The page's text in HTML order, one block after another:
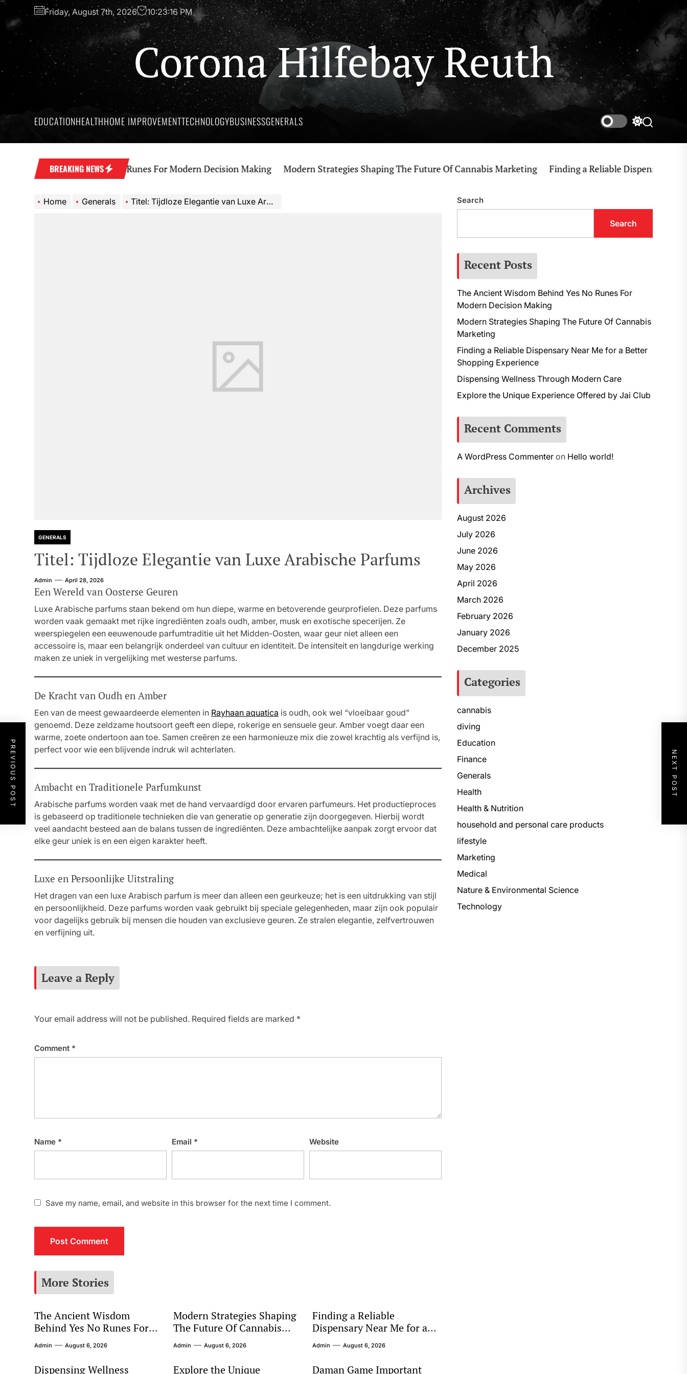
Skip
content
Friday, August 7th, 2026 10:23:17 PM
Corona Hilfebay Reuth
EDUCATIONHEALTHHOME IMPROVEMENTTECHNOLOGYBUSINESSGENERALS
SwitchSearch
BREAKING NEWS
Wisdom Behind Yes No Runes For Modern Decision Making Modern Strategies Shaping The Future Of Cannabis Marketing Finding a Reliable Dispensary Near
Home Generals Titel: Tijdloze Elegantie van Luxe Arabische Parfums
GENERALS
Titel: Tijdloze Elegantie van Luxe Arabische Parfums
Admin April 28, 2026
Een Wereld van Oosterse Geuren
Luxe Arabische parfums staan bekend om hun diepe, warme en betoverende geurprofielen. Deze parfums
worden vaak gemaakt met rijke ingrediënten zoals oudh, amber, musk en exotische specerijen. Ze
weerspiegelen een eeuwenoude parfumtraditie uit het Midden-Oosten, waar geur niet alleen een
accessoire is, maar een belangrijk onderdeel van cultuur en identiteit. De intensiteit en langdurige werking
maken ze uniek in vergelijking met westerse parfums.
De Kracht van Oudh en Amber
Een van de meest gewaardeerde elementen in Rayhaan aquatica is oudh, ook wel “vloeibaar goud”
genoemd. Deze zeldzame houtsoort geeft een diepe, rokerige en sensuele geur. Amber voegt daar een
warme, zoete ondertoon aan toe. Samen creëren ze een harmonieuze mix die zowel krachtig als verfijnd is,
perfect voor wie een blijvende indruk wil achterlaten.
Ambacht en Traditionele Parfumkunst
Arabische parfums worden vaak met de hand vervaardigd door ervaren parfumeurs. Het productieproces
is gebaseerd op traditionele technieken die van generatie op generatie zijn doorgegeven. Hierbij wordt
veel aandacht besteed aan de balans tussen de ingrediënten. Deze ambachtelijke aanpak zorgt ervoor dat
elke geur uniek is en een eigen karakter heeft.
Luxe en Persoonlijke Uitstraling
Het dragen van een luxe Arabisch parfum is meer dan alleen een geurkeuze; het is een uitdrukking van stijl
en persoonlijkheid. Deze parfums worden vaak gebruikt bij speciale gelegenheden, maar zijn ook populair
voor dagelijks gebruik bij mensen die houden van exclusieve geuren. Ze stralen elegantie, zelfvertrouwen
en verfijning uit.
Leave a Reply
Your email address will not be published. Required fields are marked *
Comment *
Name * Email * Website
Save my name, email, and website in this browser for the next time I comment.
PREVIOUS POST NEXT POST
More Stories
The Ancient Wisdom
Behind Yes No Runes For
Modern Decision Making
Admin August 6, 2026
Modern Strategies Shaping
The Future Of Cannabis
Marketing
Admin August 6, 2026
Finding a Reliable
Dispensary Near Me for a
Better Shopping Experience
Admin August 6, 2026
Dispensing Wellness Explore the Unique Daman Game Important
Search
Search
Recent Posts
The Ancient Wisdom Behind Yes No Runes For
Modern Decision Making
Modern Strategies Shaping The Future Of Cannabis
Marketing
Finding a Reliable Dispensary Near Me for a Better
Shopping Experience
Dispensing Wellness Through Modern Care
Explore the Unique Experience Offered by Jai Club
Recent Comments
A WordPress Commenteron Hello world!
Archives
August 2026
July 2026
June 2026
May 2026
April 2026
March 2026
February 2026
January 2026
December 2025
Categories
cannabis
diving
Education
Finance
Generals
Health
Health & Nutrition
household and personal care products
lifestyle
Marketing
Medical
Nature & Environmental Science
Technology